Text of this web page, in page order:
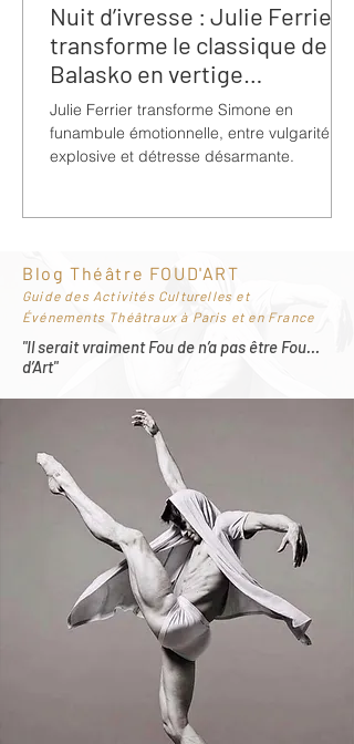
Nuit d’ivresse : Julie Ferrier
transforme le classique de
Balasko en vertige
bouleversant
Julie Ferrier transforme Simone en
funambule émotionnelle, entre vulgarité
explosive et détresse désarmante.
Blog Théâtre FOUD'ART
Guide des Activités Culturelles et
Événements Théâtraux à Paris et en France
"Il serait vraiment Fou de n’a pas être Fou…
d’Art"